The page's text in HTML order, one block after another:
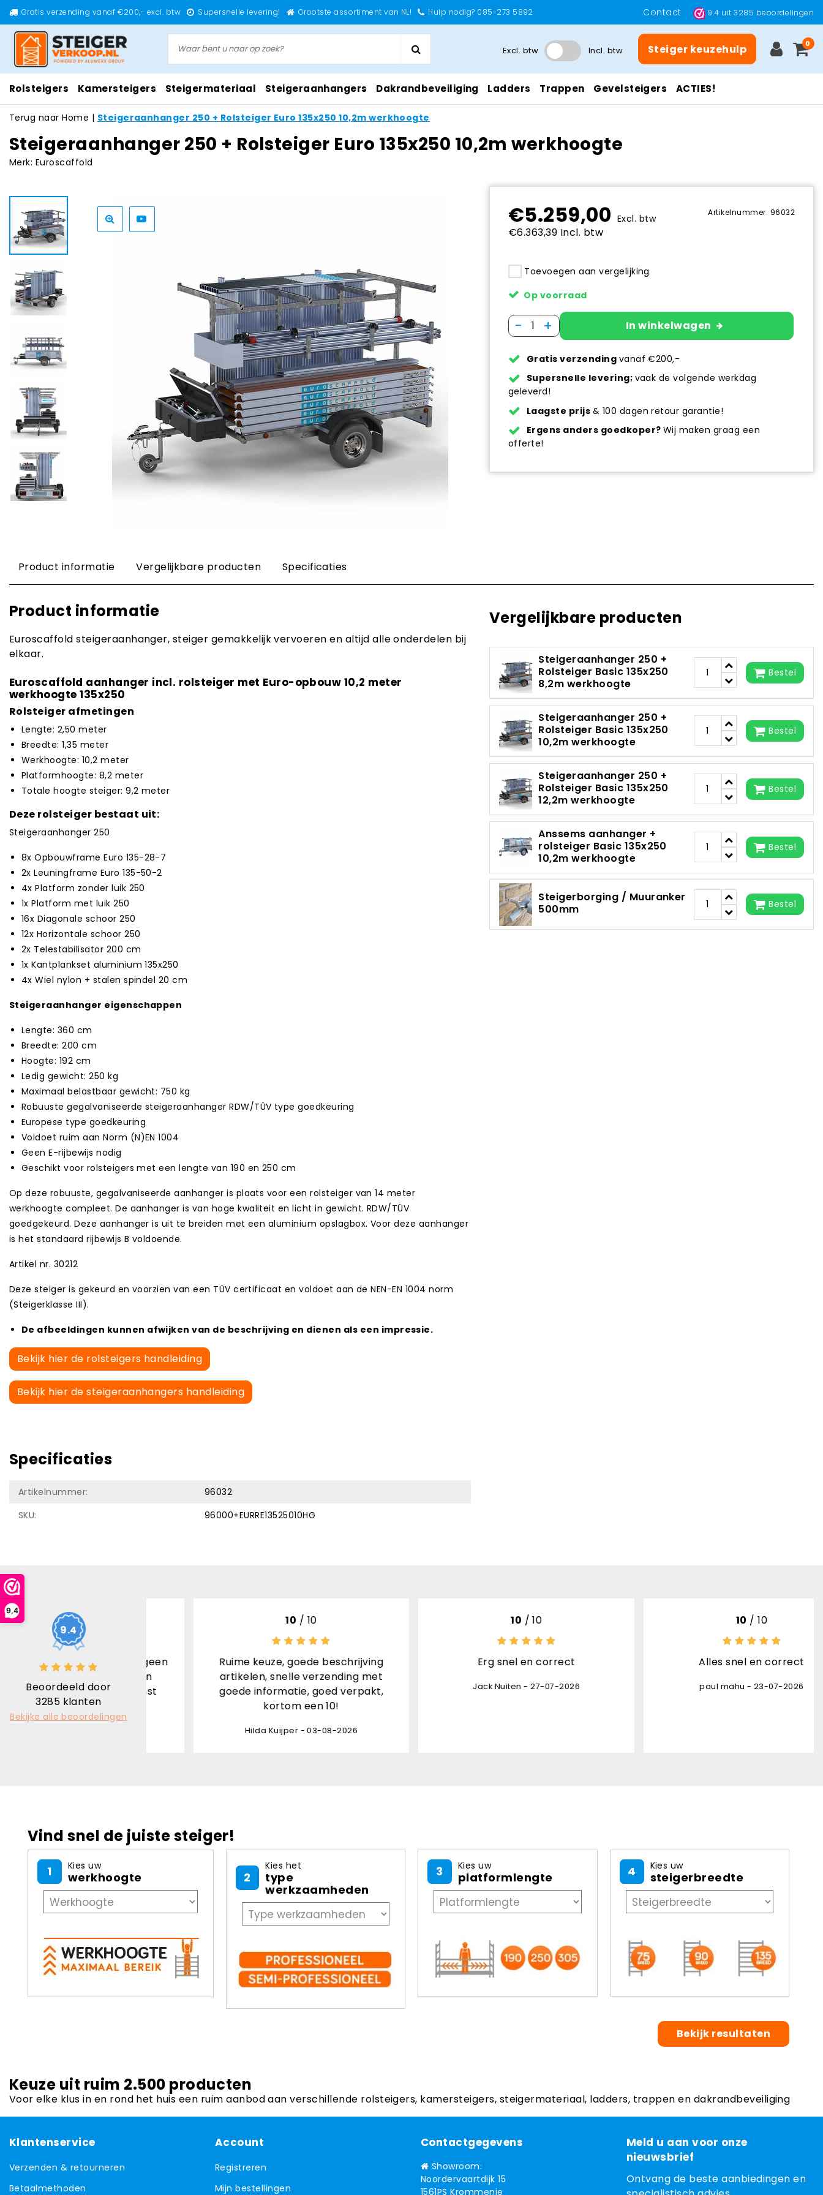
9,4
Gratis verzending vanaf €200,- excl. btw Supersnelle levering! Grootste assortiment van NL! Hulp nodig? 085-273 5892 Contact 9.4 uit3285 beoordelingen
Excl. btw Incl. btw Steiger keuzehulp 0
Rolsteigers Kamersteigers Steigermateriaal Steigeraanhangers Dakrandbeveiliging Ladders Trappen Gevelsteigers ACTIES!
Terug naar Home | Steigeraanhanger 250 + Rolsteiger Euro 135x250 10,2m werkhoogte
Steigeraanhanger 250 + Rolsteiger Euro 135x250 10,2m werkhoogte
Merk: Euroscaffold
€5.259,00 Excl. btw
€6.363,39 Incl. btw
Artikelnummer: 96032
Toevoegen aan vergelijking
Op voorraad
- + In winkelwagen
Gratis verzending vanaf €200,-
Supersnelle levering; vaak de volgende werkdag
geleverd!
Laagste prijs & 100 dagen retour garantie!
Ergens anders goedkoper? Wij maken graag een
offerte!
Product informatie Vergelijkbare producten Specificaties
Product informatie
Euroscaffold steigeraanhanger, steiger gemakkelijk vervoeren en altijd alle onderdelen bij
elkaar.
Euroscaffold aanhanger incl. rolsteiger met Euro-opbouw 10,2 meter
werkhoogte 135x250
Rolsteiger afmetingen
Lengte: 2,50 meter
Breedte: 1,35 meter
Werkhoogte: 10,2 meter
Platformhoogte: 8,2 meter
Totale hoogte steiger: 9,2 meter
Deze rolsteiger bestaat uit:
Steigeraanhanger 250
8x Opbouwframe Euro 135-28-7
2x Leuningframe Euro 135-50-2
4x Platform zonder luik 250
1x Platform met luik 250
16x Diagonale schoor 250
12x Horizontale schoor 250
2x Telestabilisator 200 cm
1x Kantplankset aluminium 135x250
4x Wiel nylon + stalen spindel 20 cm
Steigeraanhanger eigenschappen
Lengte: 360 cm
Breedte: 200 cm
Hoogte: 192 cm
Ledig gewicht: 250 kg
Maximaal belastbaar gewicht: 750 kg
Robuuste gegalvaniseerde steigeraanhanger RDW/TÜV type goedkeuring
Europese type goedkeuring
Voldoet ruim aan Norm (N)EN 1004
Geen E-rijbewijs nodig
Geschikt voor rolsteigers met een lengte van 190 en 250 cm
Op deze robuuste, gegalvaniseerde aanhanger is plaats voor een rolsteiger van 14 meter
werkhoogte compleet. De aanhanger is van hoge kwaliteit en licht in gewicht. RDW/TÜV
goedgekeurd. Deze aanhanger is uit te breiden met een aluminium opslagbox. Voor deze aanhanger
is het standaard rijbewijs B voldoende.
Artikel nr. 30212
Deze steiger is gekeurd en voorzien van een TÜV certificaat en voldoet aan de NEN-EN 1004 norm
(Steigerklasse III).
De afbeeldingen kunnen afwijken van de beschrijving en dienen als een impressie.
Bekijk hier de rolsteigers handleiding
Bekijk hier de steigeraanhangers handleiding
Specificaties
Artikelnummer:
96032
SKU:
96000+EURRE13525010HG
Vergelijkbare producten
Steigeraanhanger 250 +
Rolsteiger Basic 135x250
8,2m werkhoogte
Bestel
Steigeraanhanger 250 +
Rolsteiger Basic 135x250
10,2m werkhoogte
Bestel
Steigeraanhanger 250 +
Rolsteiger Basic 135x250
12,2m werkhoogte
Bestel
Anssems aanhanger +
rolsteiger Basic 135x250
10,2m werkhoogte
Bestel
Steigerborging / Muuranker
500mm
Bestel
9.4
Beoordeeld door
3285 klanten
Bekijke alle beoordelingen
8/ 10
top afhandeling geen
de pakjesdienst
aan de deur
Ruime keuze, goede beschrijving
artikelen, snelle verzending met
goede informatie, goed verpakt,
kortom een 10!
Hilda Kuijper - 03-08-2026
Erg snel en correct
Jack Nuiten - 27-07-2026
Alles snel en correct
paul mahu - 23-07-2026
Vind snel de juiste steiger!
1 Kies uw
werkhoogte 2
Kies het
type
werkzaamheden
3 Kies uw
platformlengte 4 Kies uw
steigerbreedte
Bekijk resultaten
Keuze uit ruim 2.500 producten
Voor elke klus in en rond het huis een ruim aanbod aan verschillende rolsteigers, kamersteigers, steigermateriaal, ladders, trappen en dakrandbeveiliging
Klantenservice
Verzenden & retourneren
Betaalmethoden
Account
Registreren
Mijn bestellingen
Contactgegevens
Showroom:
Noordervaartdijk 15
1561PS Krommenie
Meld u aan voor onze
nieuwsbrief
Ontvang de beste aanbiedingen en